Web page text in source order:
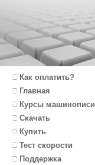
Как оплатить?
Главная
Курсы машинописи
Скачать
Купить
Тест скорости
Поддержка